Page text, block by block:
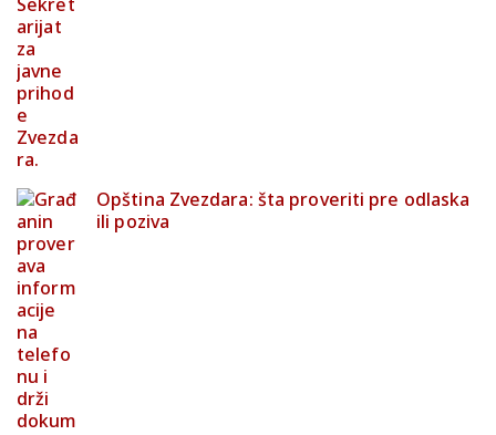
Opština Zvezdara: šta proveriti pre odlaska
ili poziva